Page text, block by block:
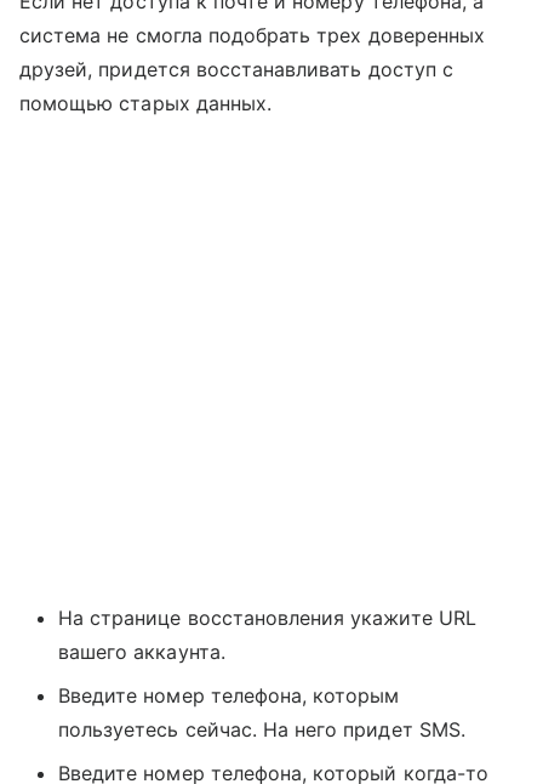
система не смогла подобрать трех доверенных
друзей, придется восстанавливать доступ с
помощью старых данных.
На странице восстановления укажите URL
вашего аккаунта.
Введите номер телефона, которым
пользуетесь сейчас. На него придет SMS.
Введите номер телефона, который когда-то